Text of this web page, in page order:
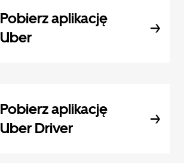
Pobierz aplikację
Uber
Pobierz aplikację
Uber Driver